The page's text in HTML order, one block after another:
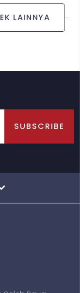
LAINNYA
SUBSCRIBE